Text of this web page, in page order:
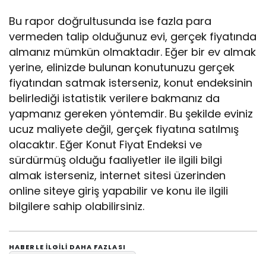
Bu rapor doğrultusunda ise fazla para
vermeden talip olduğunuz evi, gerçek fiyatında
almanız mümkün olmaktadır. Eğer bir ev almak
yerine, elinizde bulunan konutunuzu gerçek
fiyatından satmak isterseniz, konut endeksinin
belirlediği istatistik verilere bakmanız da
yapmanız gereken yöntemdir. Bu şekilde eviniz
ucuz maliyete değil, gerçek fiyatına satılmış
olacaktır. Eğer Konut Fiyat Endeksi ve
sürdürmüş olduğu faaliyetler ile ilgili bilgi
almak isterseniz, internet sitesi üzerinden
online siteye giriş yapabilir ve konu ile ilgili
bilgilere sahip olabilirsiniz.
HABERLE ILGILI DAHA FAZLASI